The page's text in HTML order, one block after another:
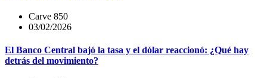
Carve 850
03/02/2026
El Banco Central bajó la tasa y el dólar reaccionó: ¿Qué hay
detrás del movimiento?